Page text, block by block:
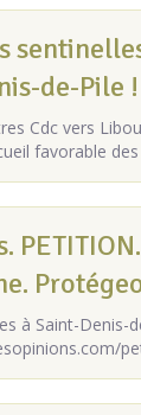
de-Pile !
Cdc vers
favorable
à Saint-